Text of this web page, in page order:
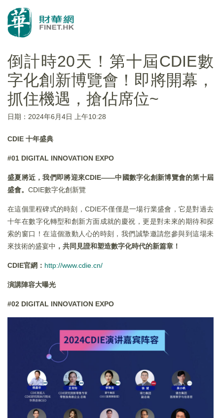
倒計時20天！第十屆CDIE數
字化創新博覽會！即將開幕，
抓住機遇，搶佔席位~
日期：2024年6月4日 上午10:28
CDIE 十年盛典
#01 DIGITAL INNOVATION EXPO
盛夏將近，我們即將迎來CDIE——中國數字化創新博覽會的第十屆
盛會。 CDIE數字化創新覽
在這個里程碑式的時刻，CDIE不僅僅是一場行業盛會，它是對過去
十年在數字化轉型和創新方面成就的慶祝，更是對未來的期待和探
索的窗口！在這個激動人心的時刻，我們誠摯邀請您參與到這場未
來技術的盛宴中 ，共同見證和塑造數字化時代的新篇章！
CDIE官網： http://www.cdie.cn/
演講陣容大曝光
#02 DIGITAL INNOVATION EXPO